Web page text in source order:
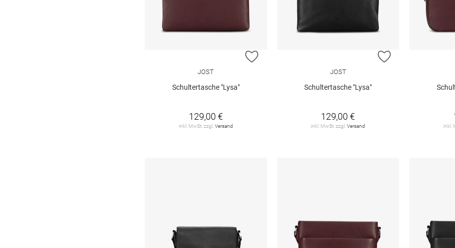
ZUR WUNSCHLISTE HINZUFÜGEN
JOST
Schultertasche "Lysa"
129,00 €
inkl. MwSt. zzgl. Versand
ZUR
JOST
Schultertasche "Lysa"
129,00 €
inkl. MwSt. zzgl.Versand inkl.